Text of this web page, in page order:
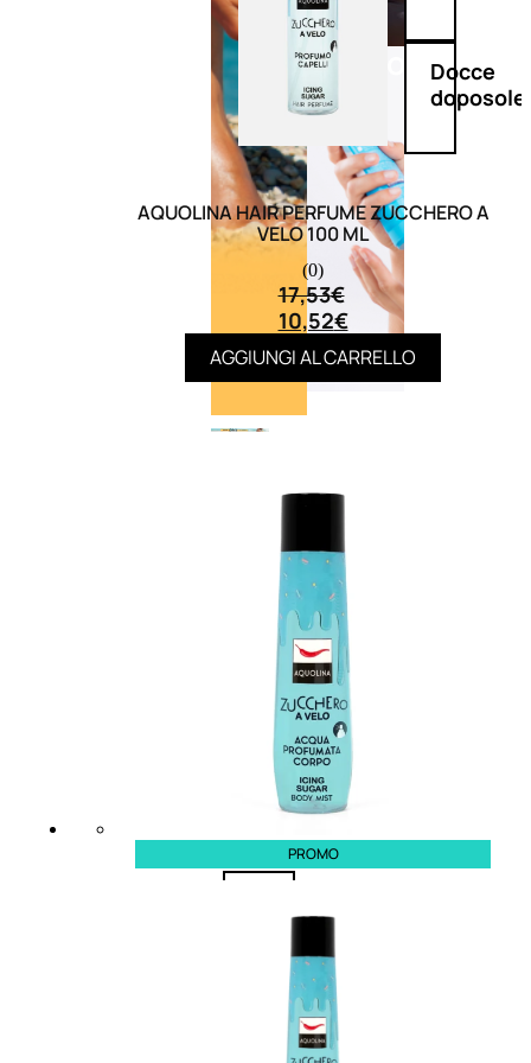
Doposole
Docce
doposole
Fragranze Nature
Viso/Labbra/Occhi Nature
Maschera Nature
Trattamenti Viso
Detergenza
Bagno Nature
Deodoranti
nature
Viso/Labbra/Occhi
AQUOLINA HAIR PERFUME ZUCCHERO A
VELO 100 ML
(0)
17,53€
10,52€
AGGIUNGI AL CARRELLO
PROMO